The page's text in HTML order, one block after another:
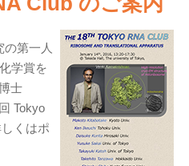
第一人
学賞を
士
Tokyo
くはポ